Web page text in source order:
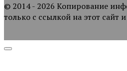
© 2014 - 2026 Копирование
только с ссылкой на этот сайт